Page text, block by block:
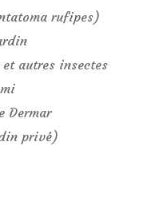
rufipes)
autres insectes
Dermar
privé)